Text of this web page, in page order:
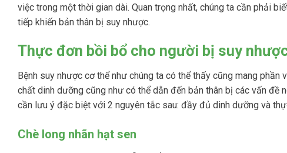
việc trong một thời gian dài. Quan trọng nhất, chúng ta cần phải
tiếp khiến bản thân bị suy nhược.
Thực đơn bồi bổ cho người bị suy
Bệnh suy nhược cơ thể như chúng ta có thể thấy cũng mang
chất dinh dưỡng cũng như có thể dẫn đến bản thân bị các vấn đề
cần lưu ý đặc biệt với 2 nguyên tắc sau: đầy đủ dinh dưỡng và
Chè long nhãn hạt sen